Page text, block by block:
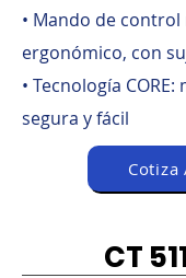
• Mando de
ergonómico, con
• Tecnología
segura y fácil
Cotiza
CT